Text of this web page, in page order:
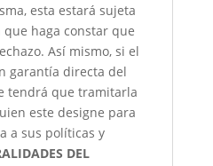
esta estará sujeta
haga constar que
Así mismo, si el
garantía directa del
tendrá que tramitarla
este designe para
a sus políticas y
DEL